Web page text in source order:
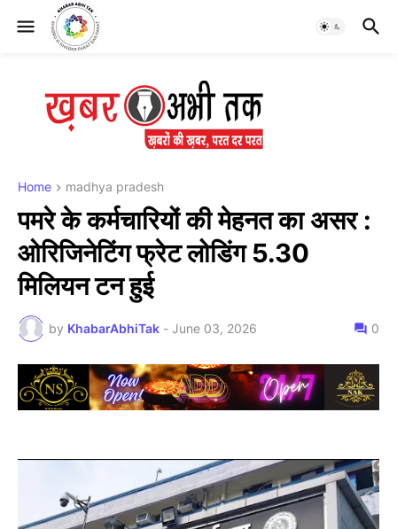
Home madhya pradesh
पमरे के कर्मचारियों की मेहनत का असर :
ओरिजिनेटिंग फ्रेट लोडिंग 5.30
मिलियन टन हुई
by KhabarAbhiTak - June 03, 2026 0